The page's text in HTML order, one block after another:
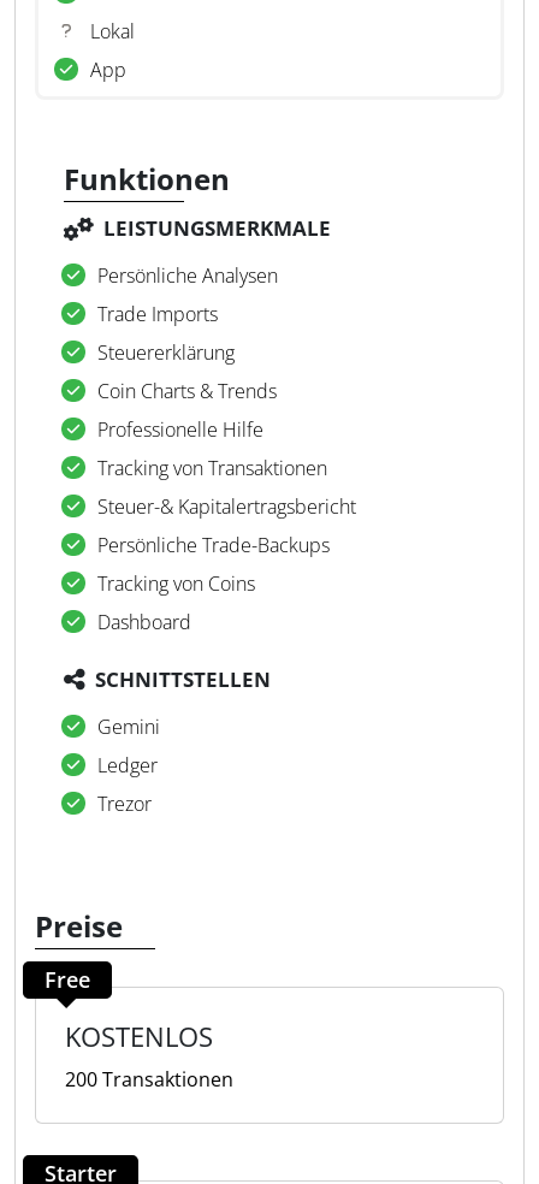
Lokal
App
Funktionen
LEISTUNGSMERKMALE
Persönliche Analysen
Trade Imports
Steuererklärung
Coin Charts & Trends
Professionelle Hilfe
Tracking von Transaktionen
Steuer-& Kapitalertragsbericht
Persönliche Trade-Backups
Tracking von Coins
Dashboard
SCHNITTSTELLEN
Gemini
Ledger
Trezor
Preise
Free
KOSTENLOS
200 Transaktionen
Starter